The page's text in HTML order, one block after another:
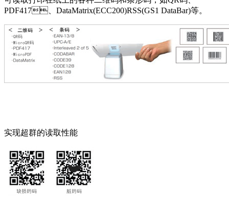
PDF417、DataMatrix(ECC200)RSS(GS1 DataBar)等。
实现超群的读取性能